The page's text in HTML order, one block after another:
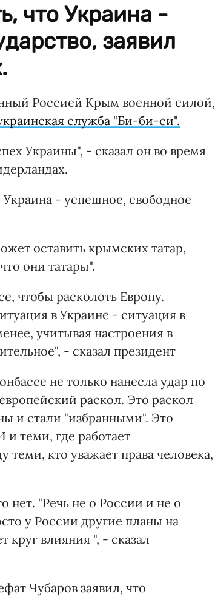
что Украина -
заявил
Россией Крым военной силой,
служба "Би-би-си".
Украины", - сказал он во время
- успешное, свободное
оставить крымских татар,
они татары".
чтобы расколоть Европу.
в Украине - ситуация в
учитывая настроения в
- сказал президент
не только нанесла удар по
раскол. Это раскол
и стали "избранными". Это
теми, где работает
теми, кто уважает права человека,
нет. "Речь не о России и не о
у России другие планы на
круг влияния ", - сказал
Чубаров заявил, что